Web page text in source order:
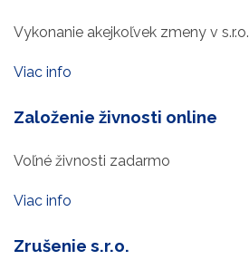
Vykonanie akejkoľvek zmeny v s.r.o.
Viac info
Založenie živnosti online
Voľné živnosti zadarmo
Viac info
Zrušenie s.r.o.